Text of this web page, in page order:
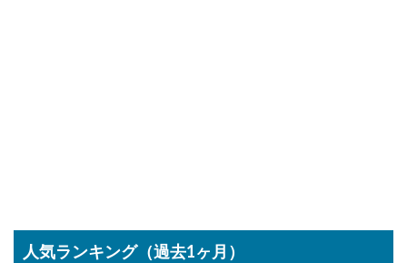
人気ランキング（過去1ヶ月）